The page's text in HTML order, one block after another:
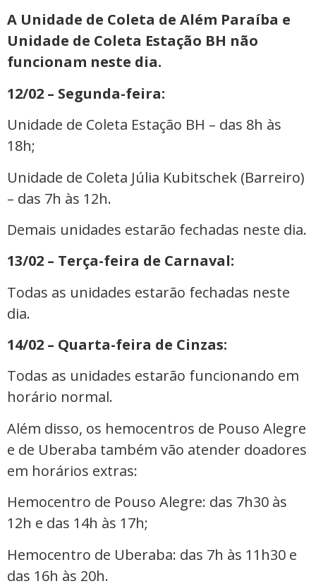
A Unidade de Coleta de Além Paraíba e
Unidade de Coleta Estação BH não
funcionam neste dia.
12/02 – Segunda-feira:
Unidade de Coleta Estação BH – das 8h às
18h;
Unidade de Coleta Júlia Kubitschek (Barreiro)
– das 7h às 12h.
Demais unidades estarão fechadas neste dia.
13/02 – Terça-feira de Carnaval:
Todas as unidades estarão fechadas neste
dia.
14/02 – Quarta-feira de Cinzas:
Todas as unidades estarão funcionando em
horário normal.
Além disso, os hemocentros de Pouso Alegre
e de Uberaba também vão atender doadores
em horários extras:
Hemocentro de Pouso Alegre: das 7h30 às
12h e das 14h às 17h;
Hemocentro de Uberaba: das 7h às 11h30 e
das 16h às 20h.